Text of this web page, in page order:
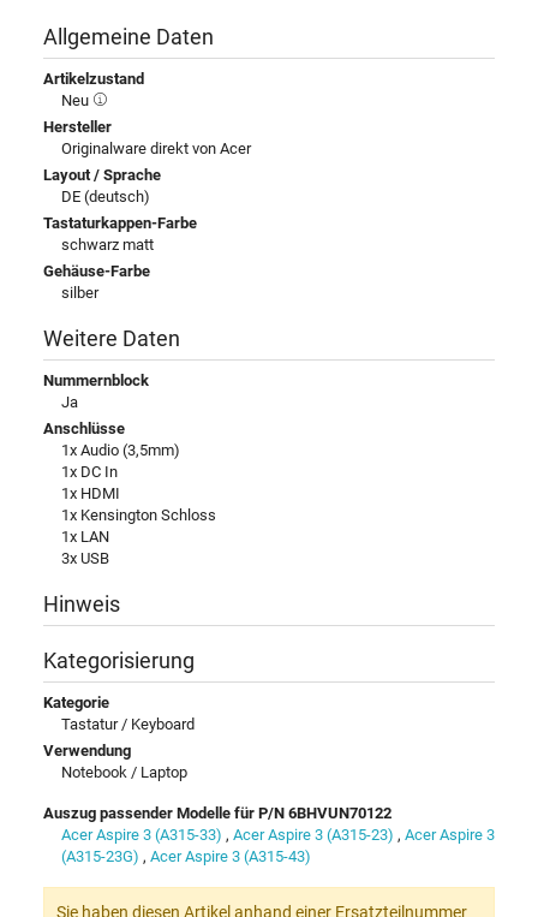
Allgemeine Daten
Artikelzustand
Neu
Hersteller
Originalware direkt von Acer
Layout / Sprache
DE (deutsch)
Tastaturkappen-Farbe
schwarz matt
Gehäuse-Farbe
silber
Weitere Daten
Nummernblock
Ja
Anschlüsse
1x Audio (3,5mm)
1x DC In
1x HDMI
1x Kensington Schloss
1x LAN
3x USB
Hinweis
Kategorisierung
Kategorie
Tastatur / Keyboard
Verwendung
Notebook / Laptop
Auszug passender Modelle für P/N 6BHVUN70122
Acer Aspire 3 (A315-33) , Acer Aspire 3 (A315-23) , Acer Aspire 3
(A315-23G) , Acer Aspire 3 (A315-43)
Sie haben diesen Artikel anhand einer Ersatzteilnummer